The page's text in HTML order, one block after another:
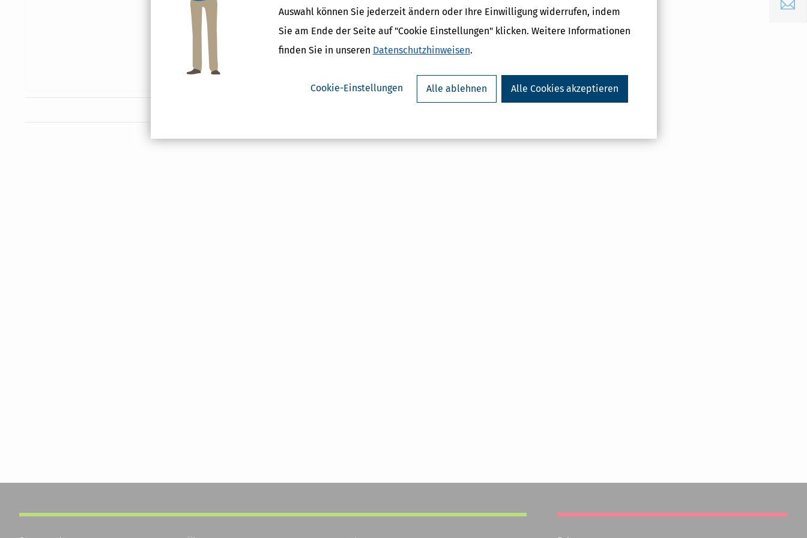
Auswahl können Sie jederzeit ändern oder Ihre Einwilligung widerrufen, indem
Sie am Ende der Seite auf "Cookie Einstellungen" klicken. Weitere Informationen
finden Sie in unseren Datenschutzhinweisen.
Cookie-Einstellungen Alle ablehnen Alle Cookies akzeptieren
die von Ihnen eingegebenen Informationen und die weitere Kommunikation per unverschlüsselter E-Mail mit
Ihnen erfolgt. Möchten Sie dies nicht, bitten wir Sie Ihre Anliegen telefonisch mit dem Kundenservice zu
klären und diesen explizit darauf hinzuweisen, dass Sie keine E-Mail Kommunikation wünschen.
E-Mail